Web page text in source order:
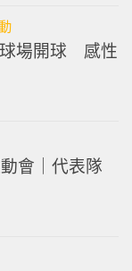
球場開球 感性
會｜代表隊